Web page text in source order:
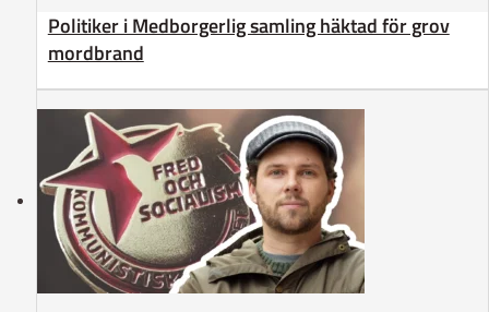
Politiker i Medborgerlig samling häktad för grov
mordbrand